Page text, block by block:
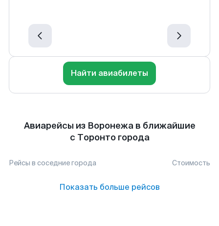
Найти авиабилеты
Авиарейсы из Воронежа в ближайшие
с Торонто города
Рейсы в соседние города Стоимость
Показать больше рейсов